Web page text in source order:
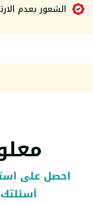
الشعور بعدم
احصل على
أسئلتك